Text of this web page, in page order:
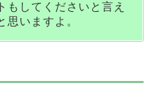
もしてくださいと言え
思いますよ。